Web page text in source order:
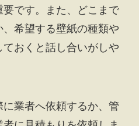
です。また、どこまで
希望する壁紙の種類や
おくと話し合いがしや
業者へ依頼するか、管